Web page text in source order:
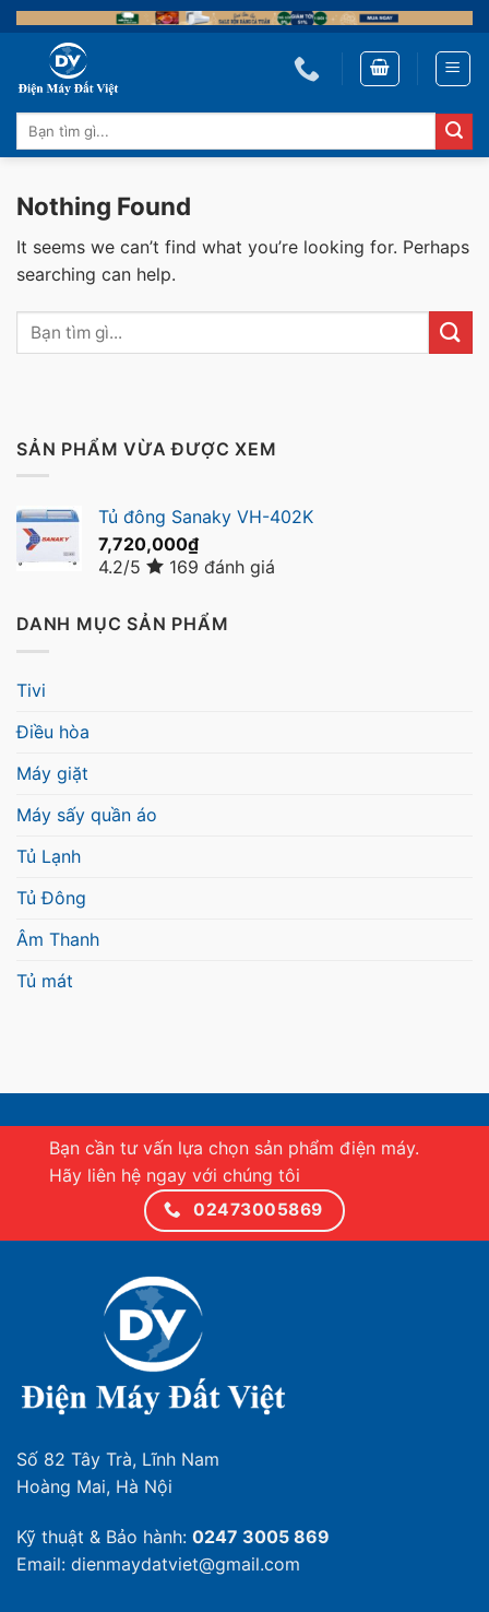
Skip
to
content
Tìm
kiếm:
Nothing Found
It seems we can’t find what you’re looking for. Perhaps
searching can help.
SẢN PHẨM VỪA ĐƯỢC XEM
Tủ đông Sanaky VH-402K
7,720,000₫
4.2/5
169 đánh giá
DANH MỤC SẢN PHẨM
Tivi
Điều hòa
Máy giặt
Máy sấy quần áo
Tủ Lạnh
Tủ Đông
Âm Thanh
Tủ mát
Bạn cần tư vấn lựa chọn sản phẩm điện máy.
Hãy liên hệ ngay với chúng tôi
02473005869
Số 82 Tây Trà, Lĩnh Nam
Hoàng Mai, Hà Nội
Kỹ thuật & Bảo hành: 0247 3005 869
Email: dienmaydatviet@gmail.com